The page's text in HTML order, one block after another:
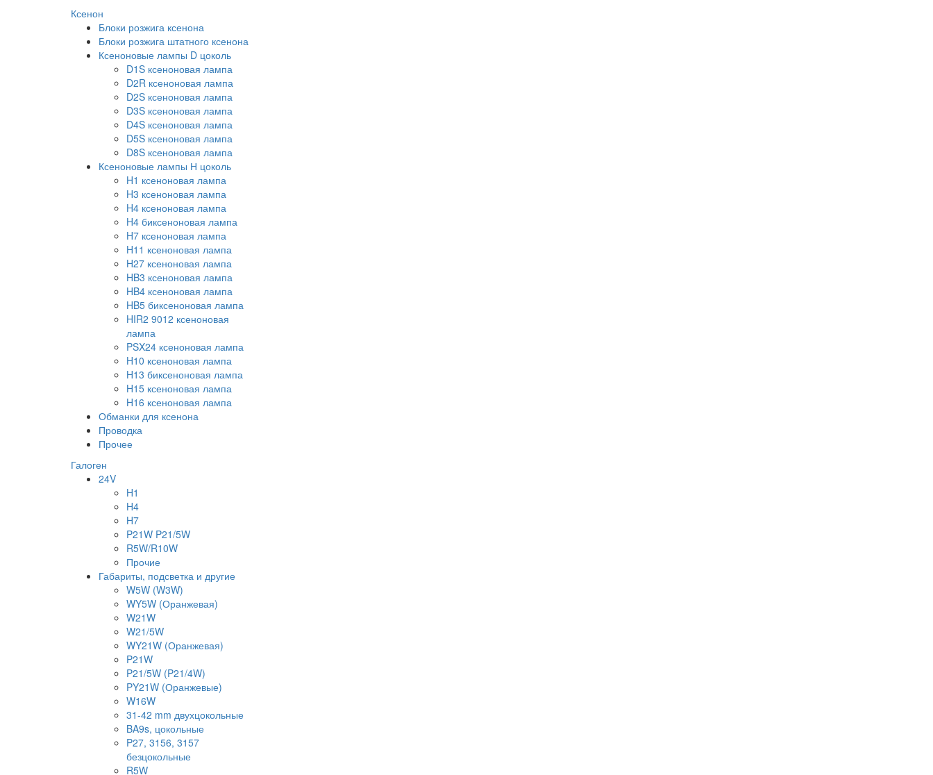
Ксенон
Блоки розжига ксенона
Блоки розжига штатного ксенона
Ксеноновые лампы D цоколь
D1S ксеноновая лампа
D2R ксеноновая лампа
D2S ксеноновая лампа
D3S ксеноновая лампа
D4S ксеноновая лампа
D5S ксеноновая лампа
D8S ксеноновая лампа
Ксеноновые лампы Н цоколь
H1 ксеноновая лампа
H3 ксеноновая лампа
H4 ксеноновая лампа
H4 биксеноновая лампа
H7 ксеноновая лампа
H11 ксеноновая лампа
H27 ксеноновая лампа
HB3 ксеноновая лампа
HB4 ксеноновая лампа
HB5 биксеноновая лампа
HIR2 9012 ксеноновая
лампа
PSX24 ксеноновая лампа
H10 ксеноновая лампа
H13 биксеноновая лампа
H15 ксеноновая лампа
H16 ксеноновая лампа
Обманки для ксенона
Проводка
Прочее
Галоген
24V
H1
H4
H7
P21W P21/5W
R5W/R10W
Прочие
Габариты, подсветка и другие
W5W (W3W)
WY5W (Оранжевая)
W21W
W21/5W
WY21W (Оранжевая)
P21W
P21/5W (P21/4W)
PY21W (Оранжевые)
W16W
31-42 mm двухцокольные
BA9s, цокольные
P27, 3156, 3157
безцокольные
R5W